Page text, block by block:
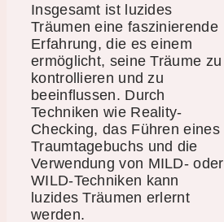
Insgesamt ist luzides
Träumen eine faszinierende
Erfahrung, die es einem
ermöglicht, seine Träume zu
kontrollieren und zu
beeinflussen. Durch
Techniken wie Reality-
Checking, das Führen eines
Traumtagebuchs und die
Verwendung von MILD- oder
WILD-Techniken kann
luzides Träumen erlernt
werden.